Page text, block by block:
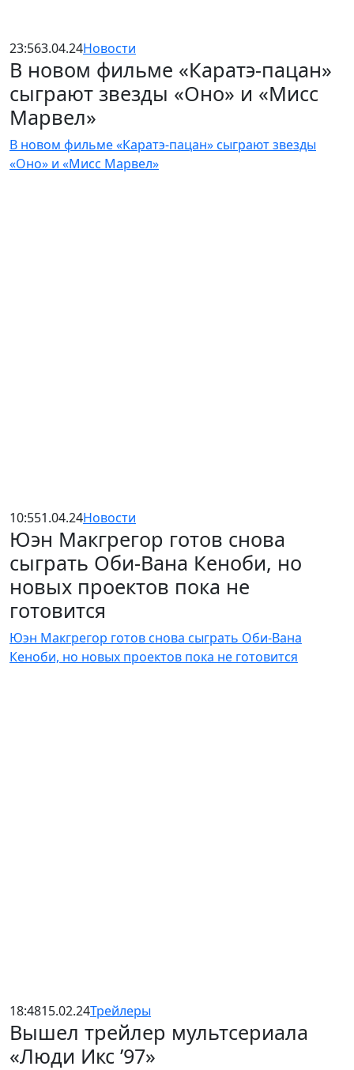
23:563.04.24Новости
В новом фильме «Каратэ-пацан»
сыграют звезды «Оно» и «Мисс
Марвел»
В новом фильме «Каратэ-пацан» сыграют звезды
«Оно» и «Мисс Марвел»
10:551.04.24Новости
Юэн Макгрегор готов снова
сыграть Оби-Вана Кеноби, но
новых проектов пока не
готовится
Юэн Макгрегор готов снова сыграть Оби-Вана
Кеноби, но новых проектов пока не готовится
18:4815.02.24Трейлеры
Вышел трейлер мультсериала
«Люди Икс ’97»